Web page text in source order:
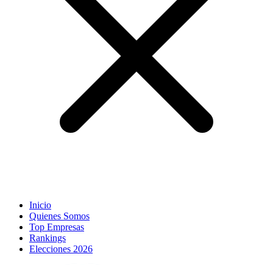
Inicio
Quienes Somos
Top Empresas
Rankings
Elecciones 2026